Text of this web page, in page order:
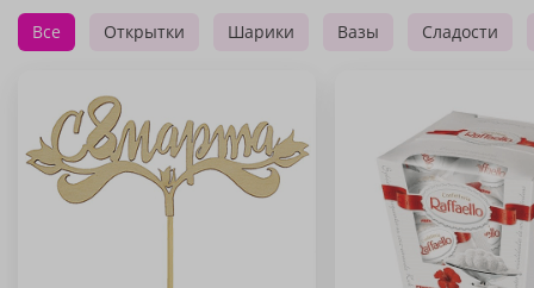
Все Открытки Шарики Вазы Сладости